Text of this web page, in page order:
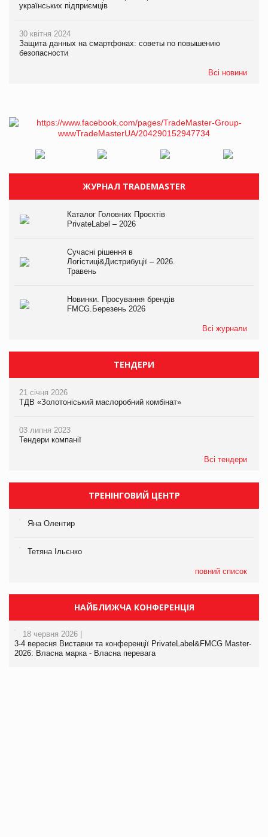
українських підприємців
30 квітня 2024
Защита данных на смартфонах: советы по повышению
безопасности
Всі новини
ЖУРНАЛ TRADEMASTER
Каталог Головних Проєктів
PrivateLabel – 2026
Сучасні рішення в
Логістиці&Дистрибуції – 2026.
Травень
Новинки. Просування брендів
FMCG.Березень 2026
Всі журнали
ТЕНДЕРИ
21 січня 2026
ТДВ «Золотоніський маслоробний комбінат»
03 липня 2023
Тендери компанії
Всі тендери
ТРЕНІНГОВИЙ ЦЕНТР
Яна Олентир
Тетяна Ільєнко
повний список
НАЙБЛИЖЧА КОНФЕРЕНЦІЯ
18 червня 2026 |
3-4 вересня Виставки та конференції PrivateLabel&FMCG Master-
2026: Власна марка - Власна перевага